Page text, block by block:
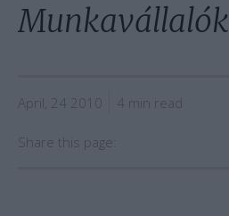
Munkavállalók
April, 24 2010 4 min read
Share this page: